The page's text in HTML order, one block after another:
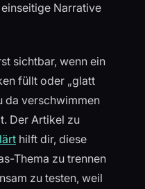
Narrative
sichtbar, wenn ein
füllt oder „glatt
da verschwimmen
Der Artikel zu
hilft dir, diese
Thema zu trennen
zu testen, weil